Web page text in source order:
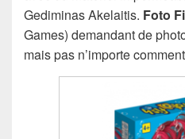
Gediminas Akelaitis. Foto
Games) demandant de
mais pas n’importe